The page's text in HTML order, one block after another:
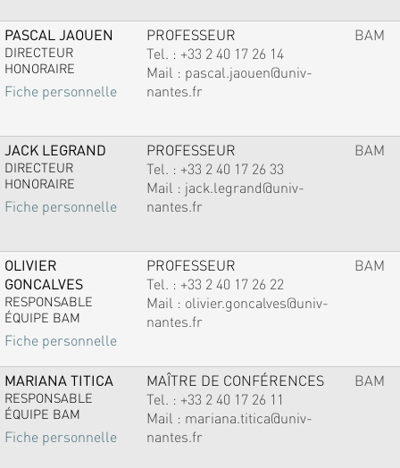
PASCAL JAOUEN
DIRECTEUR
HONORAIRE
Fiche personnelle
PROFESSEUR
Tel. : +33 2 40 17 26 14
Mail : pascal.jaouen@univ-
nantes.fr
BAM
JACK LEGRAND
DIRECTEUR
HONORAIRE
Fiche personnelle
PROFESSEUR
Tel. : +33 2 40 17 26 33
Mail : jack.legrand@univ-
nantes.fr
BAM
OLIVIER
GONCALVES
RESPONSABLE
ÉQUIPE BAM
Fiche personnelle
PROFESSEUR
Tel. : +33 2 40 17 26 22
Mail : olivier.goncalves@univ-
nantes.fr
BAM
MARIANA TITICA
RESPONSABLE
ÉQUIPE BAM
Fiche personnelle
MAÎTRE DE CONFÉRENCES
Tel. : +33 2 40 17 26 11
Mail : mariana.titica@univ-
nantes.fr
BAM